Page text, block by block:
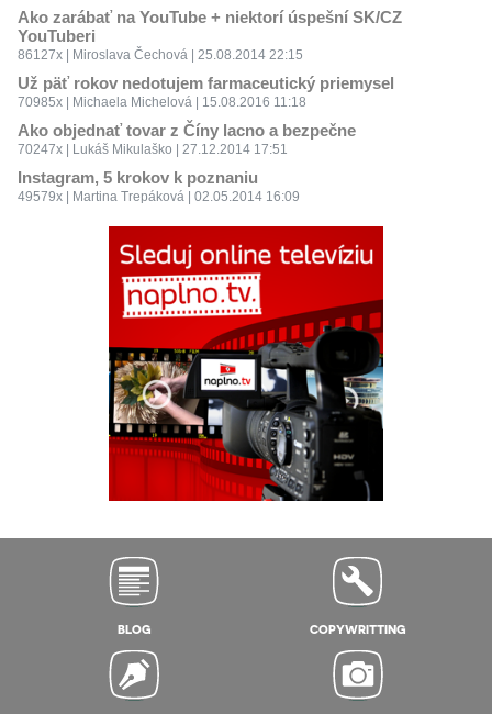
Ako zarábať na YouTube + niektorí úspešní SK/CZ
YouTuberi
86127x | Miroslava Čechová | 25.08.2014 22:15
Už päť rokov nedotujem farmaceutický priemysel
70985x | Michaela Michelová | 15.08.2016 11:18
Ako objednať tovar z Číny lacno a bezpečne
70247x | Lukáš Mikulaško | 27.12.2014 17:51
Instagram, 5 krokov k poznaniu
49579x | Martina Trepáková | 02.05.2014 16:09
BLOG COPYWRITTING